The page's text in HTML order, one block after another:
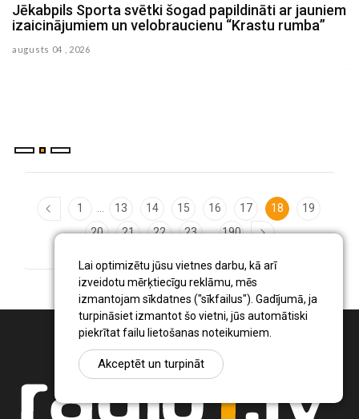
Lai optimizētu jūsu vietnes darbu, kā arī
izveidotu mērķtiecīgu reklāmu, mēs
izmantojam sīkdatnes ("sīkfailus"). Gadījumā, ja
turpināsiet izmantot šo vietni, jūs automātiski
piekrītat failu lietošanas noteikumiem.
Akceptēt un turpināt
Sestdien Viesītes ezerā norisināsies Jēkabpils
novada Spiningošanas čempionāta no laivām 2.
1 13 14 15 16 17 18
19
20
21 22 23 ... 190